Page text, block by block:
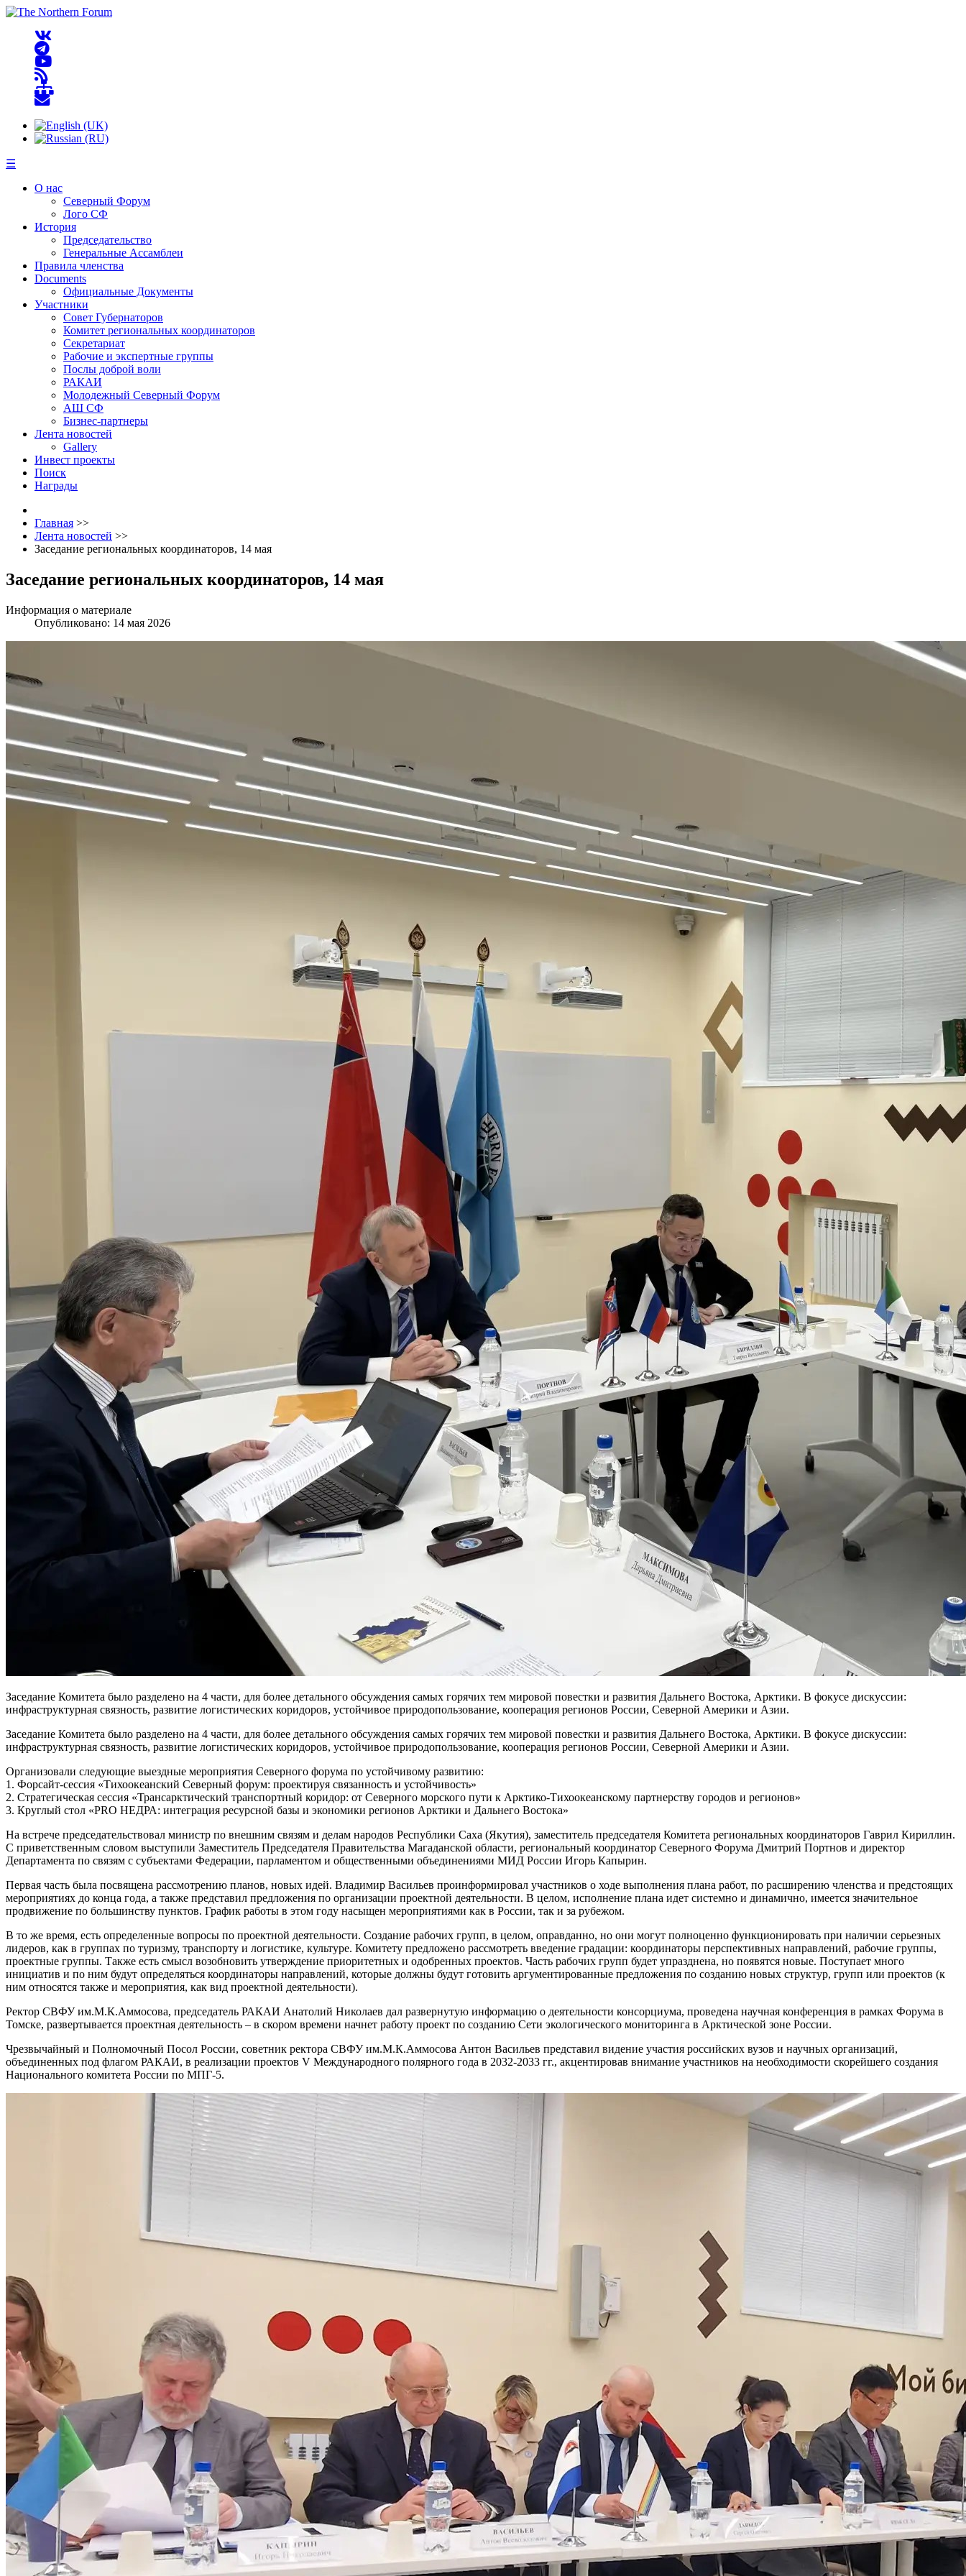
☰
О нас
Северный Форум
Лого СФ
История
Председательство
Генеральные Ассамблеи
Правила членства
Documents
Официальные Документы
Участники
Совет Губернаторов
Комитет региональных координаторов
Секретариат
Рабочие и экспертные группы
Послы доброй воли
РАКАИ
Молодежный Северный Форум
АШ СФ
Бизнес-партнеры
Лента новостей
Gallery
Инвест проекты
Поиск
Награды
Главная >>
Лента новостей >>
Заседание региональных координаторов, 14 мая
Заседание региональных координаторов, 14 мая
Информация о материале
Опубликовано: 14 мая 2026
Заседание Комитета было разделено на 4 части, для более детального обсуждения самых горячих тем мировой повестки и развития Дальнего Востока, Арктики. В фокусе дискуссии:
инфраструктурная связность, развитие логистических коридоров, устойчивое природопользование, кооперация регионов России, Северной Америки и Азии.
Заседание Комитета было разделено на 4 части, для более детального обсуждения самых горячих тем мировой повестки и развития Дальнего Востока, Арктики. В фокусе дискуссии:
инфраструктурная связность, развитие логистических коридоров, устойчивое природопользование, кооперация регионов России, Северной Америки и Азии.
Организовали следующие выездные мероприятия Северного форума по устойчивому развитию:
1. Форсайт-сессия «Тихоокеанский Северный форум: проектируя связанность и устойчивость»
2. Стратегическая сессия «Трансарктический транспортный коридор: от Северного морского пути к Арктико-Тихоокеанскому партнерству городов и регионов»
3. Круглый стол «PRO НЕДРА: интеграция ресурсной базы и экономики регионов Арктики и Дальнего Востока»
На встрече председательствовал министр по внешним связям и делам народов Республики Саха (Якутия), заместитель председателя Комитета региональных координаторов Гаврил Кириллин.
С приветственным словом выступили Заместитель Председателя Правительства Магаданской области, региональный координатор Северного Форума Дмитрий Портнов и директор
Департамента по связям с субъектами Федерации, парламентом и общественными объединениями МИД России Игорь Капырин.
Первая часть была посвящена рассмотрению планов, новых идей. Владимир Васильев проинформировал участников о ходе выполнения плана работ, по расширению членства и предстоящих
мероприятиях до конца года, а также представил предложения по организации проектной деятельности. В целом, исполнение плана идет системно и динамично, имеется значительное
продвижение по большинству пунктов. График работы в этом году насыщен мероприятиями как в России, так и за рубежом.
В то же время, есть определенные вопросы по проектной деятельности. Создание рабочих групп, в целом, оправданно, но они могут полноценно функционировать при наличии серьезных
лидеров, как в группах по туризму, транспорту и логистике, культуре. Комитету предложено рассмотреть введение градации: координаторы перспективных направлений, рабочие группы,
проектные группы. Также есть смысл возобновить утверждение приоритетных и одобренных проектов. Часть рабочих групп будет упразднена, но появятся новые. Поступает много
инициатив и по ним будут определяться координаторы направлений, которые должны будут готовить аргументированные предложения по созданию новых структур, групп или проектов (к
ним относятся также и мероприятия, как вид проектной деятельности).
Ректор СВФУ им.М.К.Аммосова, председатель РАКАИ Анатолий Николаев дал развернутую информацию о деятельности консорциума, проведена научная конференция в рамках Форума в
Томске, развертывается проектная деятельность – в скором времени начнет работу проект по созданию Сети экологического мониторинга в Арктической зоне России.
Чрезвычайный и Полномочный Посол России, советник ректора СВФУ им.М.К.Аммосова Антон Васильев представил видение участия российских вузов и научных организаций,
объединенных под флагом РАКАИ, в реализации проектов V Международного полярного года в 2032-2033 гг., акцентировав внимание участников на необходимости скорейшего создания
Национального комитета России по МПГ-5.